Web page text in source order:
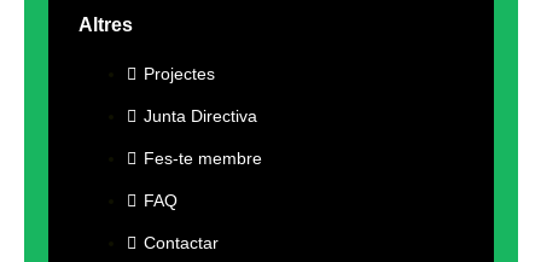
Altres
Projectes
Junta Directiva
Fes-te membre
FAQ
Contactar